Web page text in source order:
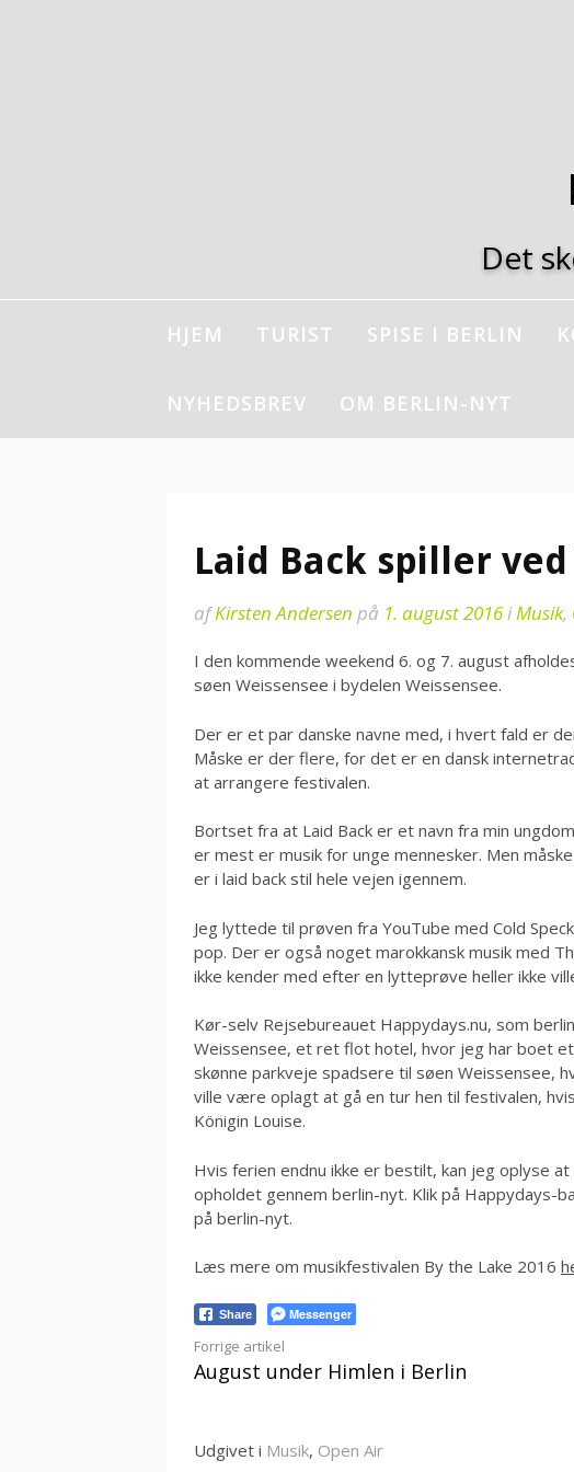
Det
HJEM TURIST SPISE I BERLIN
NYHEDSBREV OM BERLIN-NYT
Laid Back spiller
afKirsten Andersen på 1. august 2016iMusik,
I den kommende weekend 6. og 7. august
søen Weissensee i bydelen Weissensee.
Der er et par danske navne med, i hvert fald er
Måske er der flere, for det er en dansk
at arrangere festivalen.
Bortset fra at Laid Back er et navn fra min
er mest er musik for unge mennesker. Men
er i laid back stil hele vejen igennem.
Jeg lyttede til prøven fra YouTube med Cold
pop. Der er også noget marokkansk musik med
ikke kender med efter en lytteprøve heller ikke
Kør-selv Rejsebureauet Happydays.nu, som
Weissensee, et ret flot hotel, hvor jeg har boet
skønne parkveje spadsere til søen Weissensee,
ville være oplagt at gå en tur hen til festivalen,
Königin Louise.
Hvis ferien endnu ikke er bestilt, kan jeg oplyse
opholdet gennem berlin-nyt. Klik på Happydays-
på berlin-nyt.
Læs mere om musikfestivalen By the Lake 2016
Share Messenger
Læs
videre
Forrige artikel
August under Himlen i Berlin
Udgivet i Musik, Open Air